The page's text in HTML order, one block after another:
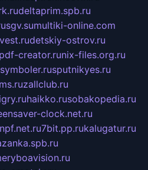
deltaprim.spb.ru
sgv.sumultiki-online.com
detskiy-ostrov.ru
pdf-creator.runix-files.org.ru
sputnikyes.ru
zallclub.ru
haikko.rusobakopedia.ru
clock.net.ru
npf.net.ru7bit.pp.rukalugatur.ru